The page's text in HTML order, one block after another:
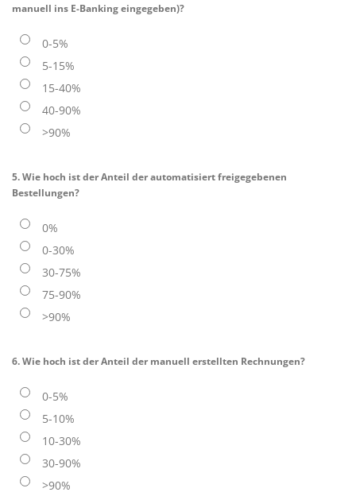
manuell ins E-Banking eingegeben)?
0-5%
5-15%
15-40%
40-90%
>90%
5. Wie hoch ist der Anteil der automatisiert freigegebenen
Bestellungen?
0%
0-30%
30-75%
75-90%
>90%
6. Wie hoch ist der Anteil der manuell erstellten Rechnungen?
0-5%
5-10%
10-30%
30-90%
>90%